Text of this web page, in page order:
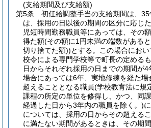
(支給期間及び支給額)
第5条
初任給調整手当の支給期間は、
は、採用の日以後の期間の区分に応じた
児短時間勤務職員等にあっては、その
得た額(その額に1円未満の端数がある
切り捨てた額))とする。 この場合にお
校令による専門学校等で町長の定める
日からそれぞれ採用の日までの期間が4
場合にあっては6年、実地修練を経た場
超えることとなる職員(学校教育法に規
課程の所定の単位を修得し、かつ、同
経過した日から3年内の職員を除く。)
については、採用の日からその超える
に満たない期間があるときは、その期